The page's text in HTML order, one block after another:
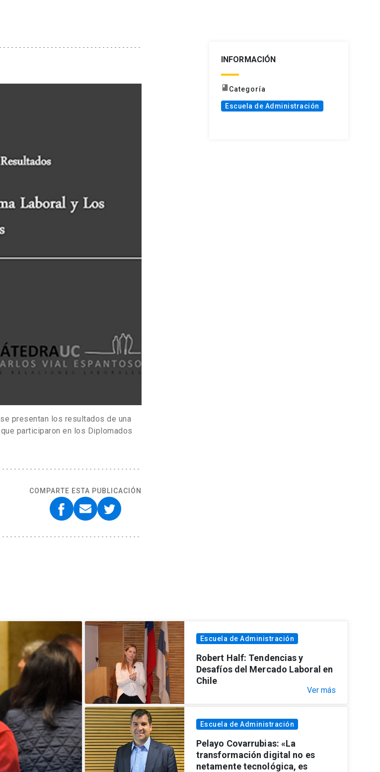
presentan los resultados de una
participaron en los Diplomados
COMPARTE ESTA PUBLICACIÓN
INFORMACIÓN
bookCategoría
Escuela de Administración
Escuela de Administración
Robert Half: Tendencias y
Desafíos del Mercado Laboral en
Chile
Ver más
Escuela de Administración
Pelayo Covarrubias: «La
transformación digital no es
netamente tecnológica, es